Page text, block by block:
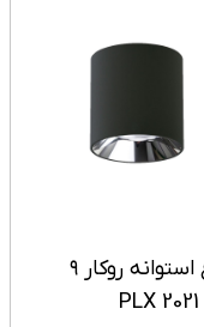
چراغ استوانه روکار ۹